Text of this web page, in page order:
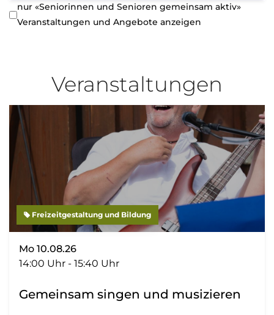
nur «Seniorinnen und Senioren gemeinsam aktiv»
Veranstaltungen und Angebote anzeigen
Veranstaltungen
Freizeitgestaltung und Bildung
Mo 10.08.26
14:00 Uhr - 15:40 Uhr
Gemeinsam singen und musizieren